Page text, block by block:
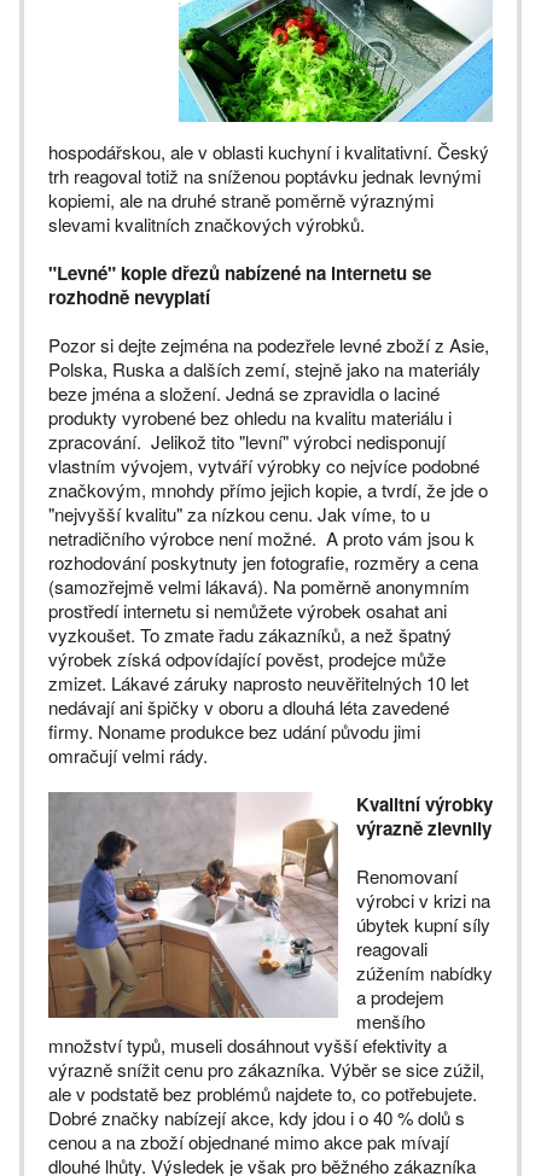
hospodářskou, ale v oblasti kuchyní i kvalitativní. Český
trh reagoval totiž na sníženou poptávku jednak levnými
kopiemi, ale na druhé straně poměrně výraznými
slevami kvalitních značkových výrobků.
"Levné" kopie dřezů nabízené na internetu se
rozhodně nevyplatí
Pozor si dejte zejména na podezřele levné zboží z Asie,
Polska, Ruska a dalších zemí, stejně jako na materiály
beze jména a složení. Jedná se zpravidla o laciné
produkty vyrobené bez ohledu na kvalitu materiálu i
zpracování. Jelikož tito "levní" výrobci nedisponují
vlastním vývojem, vytváří výrobky co nejvíce podobné
značkovým, mnohdy přímo jejich kopie, a tvrdí, že jde o
"nejvyšší kvalitu" za nízkou cenu. Jak víme, to u
netradičního výrobce není možné. A proto vám jsou k
rozhodování poskytnuty jen fotografie, rozměry a cena
(samozřejmě velmi lákavá). Na poměrně anonymním
prostředí internetu si nemůžete výrobek osahat ani
vyzkoušet. To zmate řadu zákazníků, a než špatný
výrobek získá odpovídající pověst, prodejce může
zmizet. Lákavé záruky naprosto neuvěřitelných 10 let
nedávají ani špičky v oboru a dlouhá léta zavedené
firmy. Noname produkce bez udání původu jimi
omračují velmi rády.
Kvalitní výrobky
výrazně zlevnily
Renomovaní
výrobci v krizi na
úbytek kupní síly
reagovali
zúžením nabídky
a prodejem
menšího
množství typů, museli dosáhnout vyšší efektivity a
výrazně snížit cenu pro zákazníka. Výběr se sice zúžil,
ale v podstatě bez problémů najdete to, co potřebujete.
Dobré značky nabízejí akce, kdy jdou i o 40 % dolů s
cenou a na zboží objednané mimo akce pak mívají
dlouhé lhůty. Výsledek je však pro běžného zákazníka